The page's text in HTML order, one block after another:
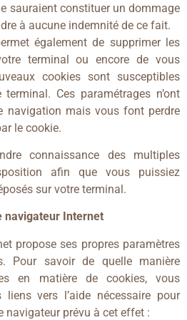
sauraient constituer un dommage
à aucune indemnité de ce fait.
également de supprimer les
terminal ou encore de vous
cookies sont susceptibles
terminal. Ces paramétrages n’ont
navigation mais vous font perdre
le cookie.
connaissance des multiples
afin que vous puissiez
sur votre terminal.
navigateur Internet
propose ses propres paramètres
Pour savoir de quelle manière
en matière de cookies, vous
liens vers l’aide nécessaire pour
navigateur prévu à cet effet :